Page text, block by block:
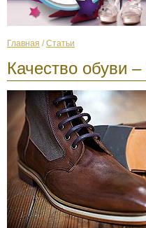
Главная /Статьи
Качество обуви